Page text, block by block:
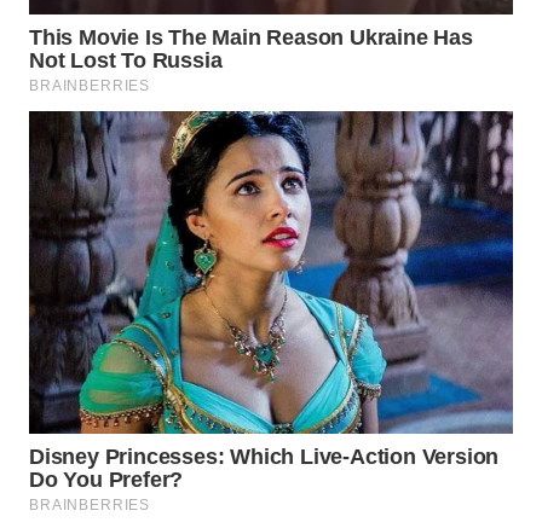
WN
SUMEDANG
CIANJUR
WN
KEPULAUAN
SERIBU
WN
TANGERANG
WN
BINJAI
WN
CIREBON